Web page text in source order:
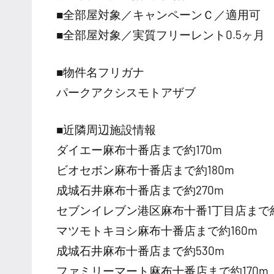
■全部屋対象／キャンペーンＣ／適用可
■全部屋対象／実質フリーレント0.5ヶ月
■物件名フリガナ
パークアクシスモトアザブ
■近隣周辺施設情報
ダイエー麻布十番店まで約170m
ビオセボン麻布十番店まで約180m
成城石井麻布十番店まで約270m
セブンイレブン港区麻布十番1丁目店まで
マツモトキヨシ麻布十番店まで約160m
成城石井麻布十番店まで約530m
ファミリーマート麻布十番店まで約170m